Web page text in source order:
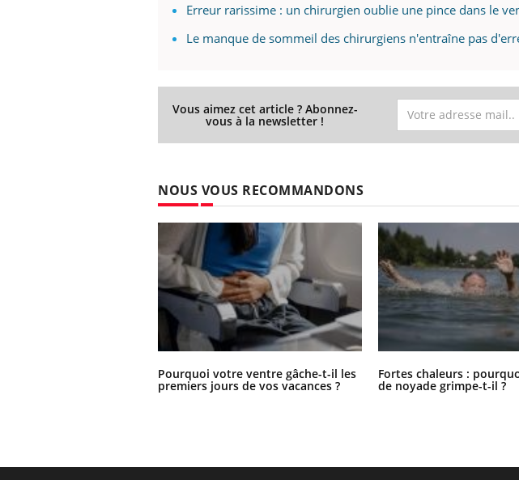
Erreur rarissime : un chirurgien oublie une pince dans le
Le manque de sommeil des chirurgiens n'entraîne pas
Vous aimez cet article ? Abonnez-
vous à la newsletter !
NOUS VOUS RECOMMANDONS
Pourquoi votre ventre gâche-t-il les
premiers jours de vos vacances ?
Fortes chaleurs :
de noyade grimpe-t-il ?